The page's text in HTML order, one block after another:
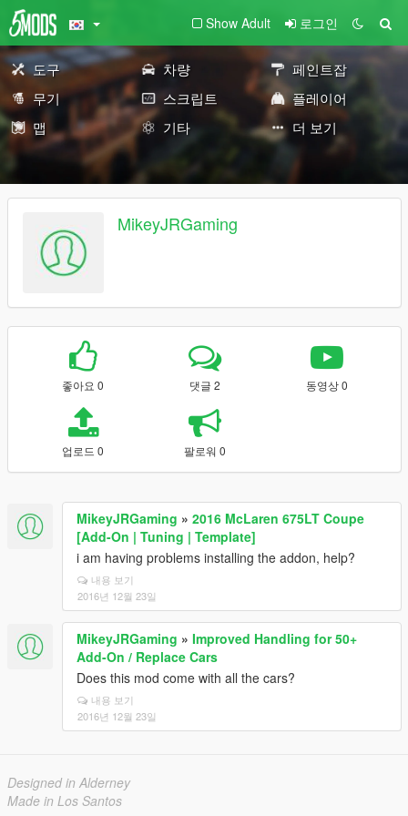
Show Adult 로그인
도구 차량
페인트잡
무기
스크립트
플레이어
맵
기타 더 보기
MikeyJRGaming
좋아요 0 댓글 2 동영상 0
업로드 0 팔로워 0
MikeyJRGaming » 2016 McLaren 675LT Coupe
[Add-On | Tuning | Template]
i am having problems installing the addon, help?
내용 보기
2016년 12월 23일
MikeyJRGaming » Improved Handling for 50+
Add-On / Replace Cars
Does this mod come with all the cars?
내용 보기
2016년 12월 23일
Designed in Alderney
Made in Los Santos